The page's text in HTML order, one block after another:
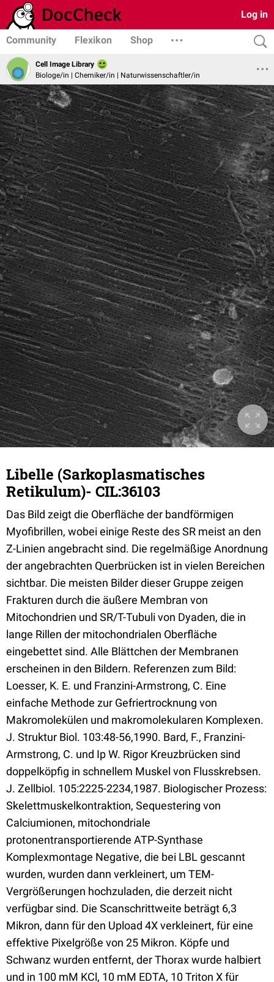
Log in
Community Flexikon Shop
Cell Image Library
Biologe/in | Chemiker/in | Naturwissenschaftler/in
Libelle (Sarkoplasmatisches
Retikulum)- CIL:36103
Das Bild zeigt die Oberfläche der bandförmigen
Myofibrillen, wobei einige Reste des SR meist an den
Z-Linien angebracht sind. Die regelmäßige Anordnung
der angebrachten Querbrücken ist in vielen Bereichen
sichtbar. Die meisten Bilder dieser Gruppe zeigen
Frakturen durch die äußere Membran von
Mitochondrien und SR/T-Tubuli von Dyaden, die in
lange Rillen der mitochondrialen Oberfläche
eingebettet sind. Alle Blättchen der Membranen
erscheinen in den Bildern. Referenzen zum Bild:
Loesser, K. E. und Franzini-Armstrong, C. Eine
einfache Methode zur Gefriertrocknung von
Makromolekülen und makromolekularen Komplexen.
J. Struktur Biol. 103:48-56,1990. Bard, F., Franzini-
Armstrong, C. und Ip W. Rigor Kreuzbrücken sind
doppelköpfig in schnellem Muskel von Flusskrebsen.
J. Zellbiol. 105:2225-2234,1987. Biologischer Prozess:
Skelettmuskelkontraktion, Sequestering von
Calciumionen, mitochondriale
protonentransportierende ATP-Synthase
Komplexmontage Negative, die bei LBL gescannt
wurden, wurden dann verkleinert, um TEM-
Vergrößerungen hochzuladen, die derzeit nicht
verfügbar sind. Die Scanschrittweite beträgt 6,3
Mikron, dann für den Upload 4X verkleinert, für eine
effektive Pixelgröße von 25 Mikron. Köpfe und
Schwanz wurden entfernt, der Thorax wurde halbiert
und in 100 mM KCl, 10 mM EDTA, 10 Triton X für